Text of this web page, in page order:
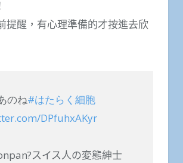
提醒，有心理準備的才按進去欣
のね#はたらく細胞
DPfuhxAKyr
スイス人の変態紳士